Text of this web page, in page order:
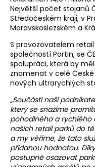
Největší počet stojanů
Středočeském kraji, v
Moravskoslezském a
S provozovatelem
společností Portin, se
spolupráci, která by
znamenat v celé
nových ultrarychlých
„Součástí naší
který se snažíme
pohodlného a rychlého
našich retail parků do
a my věříme, že tato
přidanou hodnotou.
postupně osazovat